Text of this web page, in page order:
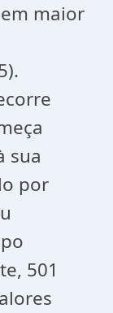
maior
sua
por
501